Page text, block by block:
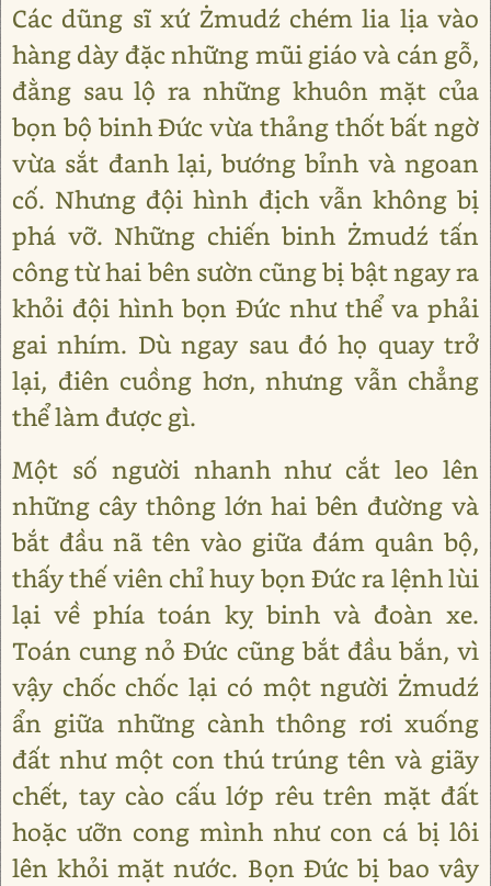
Các dũng sĩ xứ Żmudź chém lia lịa vào
hàng dày đặc những mũi giáo và cán gỗ,
đằng sau lộ ra những khuôn mặt của
bọn bộ binh Đức vừa thảng thốt bất ngờ
vừa sắt đanh lại, bướng bỉnh và ngoan
cố. Nhưng đội hình địch vẫn không bị
phá vỡ. Những chiến binh Żmudź tấn
công từ hai bên sườn cũng bị bật ngay ra
khỏi đội hình bọn Đức như thể va phải
gai nhím. Dù ngay sau đó họ quay trở
lại, điên cuồng hơn, nhưng vẫn chẳng
thể làm được gì.
Một số người nhanh như cắt leo lên
những cây thông lớn hai bên đường và
bắt đầu nã tên vào giữa đám quân bộ,
thấy thế viên chỉ huy bọn Đức ra lệnh lùi
lại về phía toán kỵ binh và đoàn xe.
Toán cung nỏ Đức cũng bắt đầu bắn, vì
vậy chốc chốc lại có một người Żmudź
ẩn giữa những cành thông rơi xuống
đất như một con thú trúng tên và giãy
chết, tay cào cấu lớp rêu trên mặt đất
hoặc ưỡn cong mình như con cá bị lôi
lên khỏi mặt nước. Bọn Đức bị bao vây